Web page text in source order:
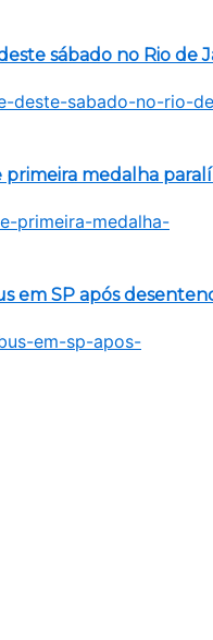
sábado no Rio de
medalha
em SP após